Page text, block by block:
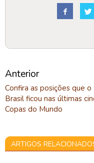
Anterior
Confira as posições que o
Brasil ficou nas últimas
Copas do Mundo
ARTIGOS